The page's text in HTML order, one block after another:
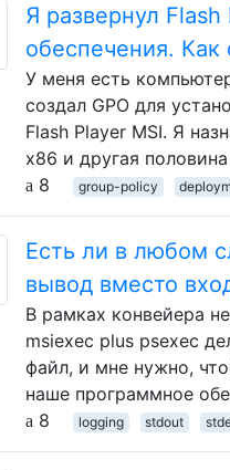
Я развернул
обеспечения. Как
У меня есть
создал GPO для
Flash Player MSI. Я
x86 и другая
8
group-policy
Есть ли в любом
вывод вместо
В рамках конвейера
msiexec plus psexec
файл, и мне нужно,
наше программное
8
logging stdout